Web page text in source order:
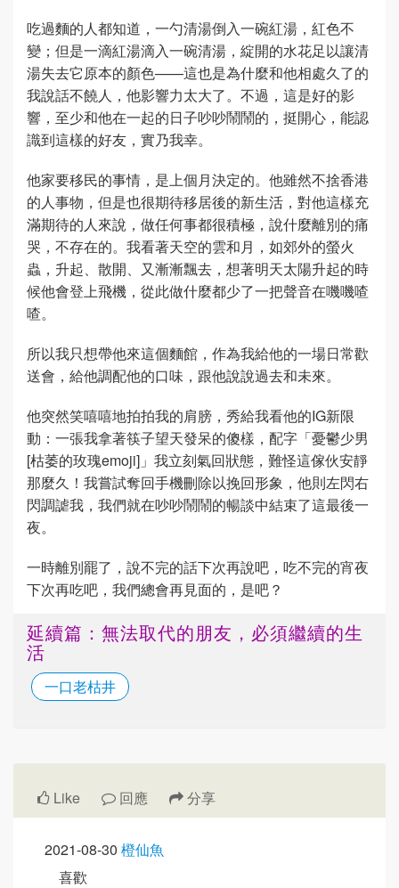
吃過麵的人都知道，一勺清湯倒入一碗紅湯，紅色不
變；但是一滴紅湯滴入一碗清湯，綻開的水花足以讓清
湯失去它原本的顏色——這也是為什麼和他相處久了的
我說話不饒人，他影響力太大了。不過，這是好的影
響，至少和他在一起的日子吵吵鬧鬧的，挺開心，能認
識到這樣的好友，實乃我幸。
他家要移民的事情，是上個月決定的。他雖然不捨香港
的人事物，但是也很期待移居後的新生活，對他這樣充
滿期待的人來說，做任何事都很積極，說什麼離別的痛
哭，不存在的。我看著天空的雲和月，如郊外的螢火
蟲，升起、散開、又漸漸飄去，想著明天太陽升起的時
候他會登上飛機，從此做什麼都少了一把聲音在嘰嘰喳
喳。
所以我只想帶他來這個麵館，作為我給他的一場日常歡
送會，給他調配他的口味，跟他說說過去和未來。
他突然笑嘻嘻地拍拍我的肩膀，秀給我看他的IG新限
動：一張我拿著筷子望天發呆的傻樣，配字「憂鬱少男
[枯萎的玫瑰emoji]」我立刻氣回狀態，難怪這傢伙安靜
那麼久！我嘗試奪回手機刪除以挽回形象，他則左閃右
閃調謔我，我們就在吵吵鬧鬧的暢談中結束了這最後一
夜。
一時離別罷了，說不完的話下次再說吧，吃不完的宵夜
下次再吃吧，我們總會再見面的，是吧？
延續篇：無法取代的朋友，必須繼續的生
活
一口老枯井
Like 回應 分享
2021-08-30 橙仙魚
喜歡